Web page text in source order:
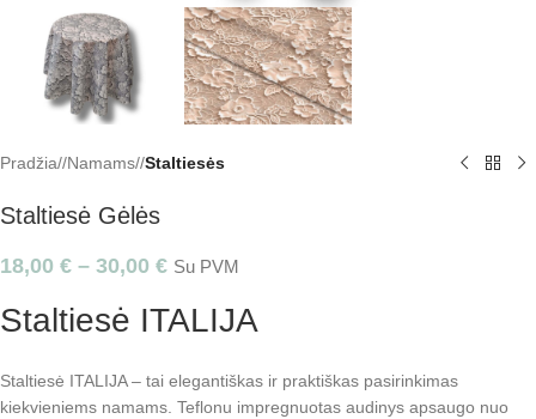
Pradžia/ Namams/ Staltiesės
Staltiesė Gėlės
18,00 € – 30,00 € Su PVM
Staltiesė ITALIJA
Staltiesė ITALIJA – tai elegantiškas ir praktiškas pasirinkimas
kiekvieniems namams. Teflonu impregnuotas audinys apsaugo nuo